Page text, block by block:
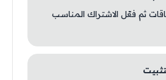
ثم فعّل الاشتراك المناسب